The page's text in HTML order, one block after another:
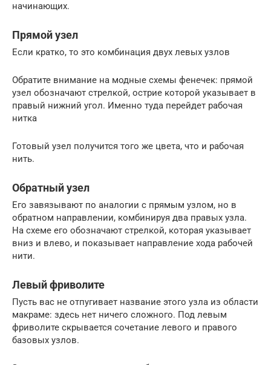
начинающих.
Прямой узел
Если кратко, то это комбинация двух левых узлов
Обратите внимание на модные схемы фенечек: прямой
узел обозначают стрелкой, острие которой указывает в
правый нижний угол. Именно туда перейдет рабочая
нитка
Готовый узел получится того же цвета, что и рабочая
нить.
Обратный узел
Его завязывают по аналогии с прямым узлом, но в
обратном направлении, комбинируя два правых узла.
На схеме его обозначают стрелкой, которая указывает
вниз и влево, и показывает направление хода рабочей
нити.
Левый фриволите
Пусть вас не отпугивает название этого узла из области
макраме: здесь нет ничего сложного. Под левым
фриволите скрывается сочетание левого и правого
базовых узлов.